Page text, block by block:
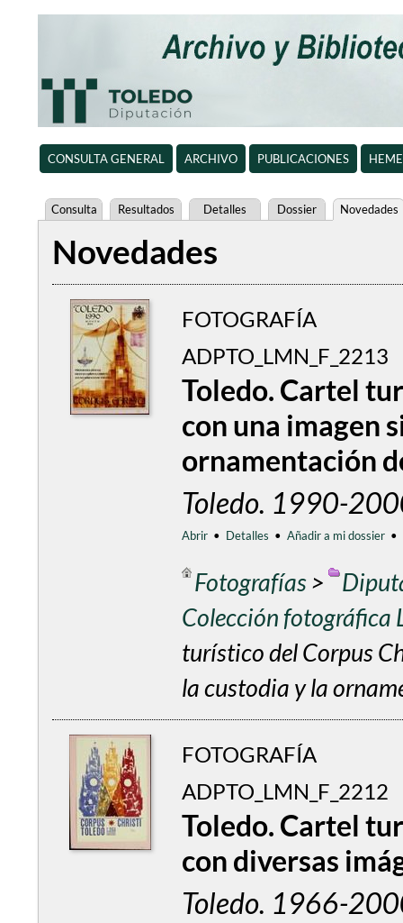
CONSULTA GENERAL ARCHIVO PUBLICACIONES
Consulta Resultados Detalles Dossier Novedades
Novedades
FOTOGRAFÍA
ADPTO_LMN_F_2213
Toledo. Cartel
con una imagen
ornamentación
Toledo. 1990-
Abrir • Detalles • Añadir a mi dossier •
Fotografías>
Colección fotográfica
turístico del Corpus
la custodia y la
FOTOGRAFÍA
ADPTO_LMN_F_2212
Toledo. Cartel
con diversas
Toledo. 1966-